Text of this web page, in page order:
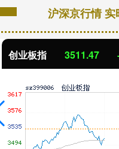
沪深京行情 实
创业板指 3511.47